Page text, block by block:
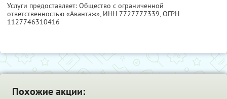
Услуги предоставляет: Общество с ограниченной
ответственностью «Авантаж», ИНН 7727777339, ОГРН
1127746310416
Похожие акции: